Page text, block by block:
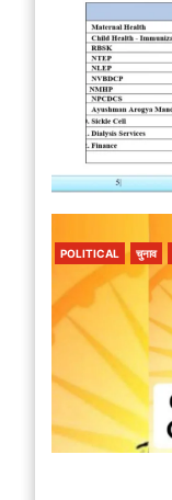
POLITICAL चुनाव